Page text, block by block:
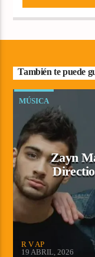
También te puede
MÚSICA
Zayn
R V AP
19 ABRIL, 2026